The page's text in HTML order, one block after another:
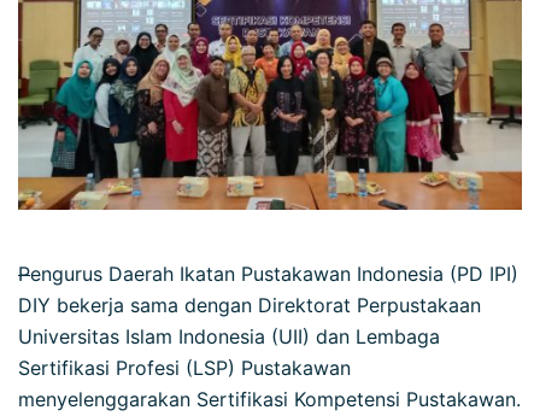
Pengurus Daerah Ikatan Pustakawan Indonesia (PD IPI)
DIY bekerja sama dengan Direktorat Perpustakaan
Universitas Islam Indonesia (UII) dan Lembaga
Sertifikasi Profesi (LSP) Pustakawan
menyelenggarakan Sertifikasi Kompetensi Pustakawan.